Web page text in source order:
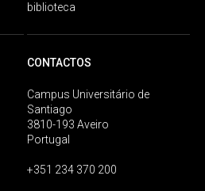
biblioteca
CONTACTOS
Campus Universitário de
Santiago
3810-193 Aveiro
Portugal
+351 234 370 200